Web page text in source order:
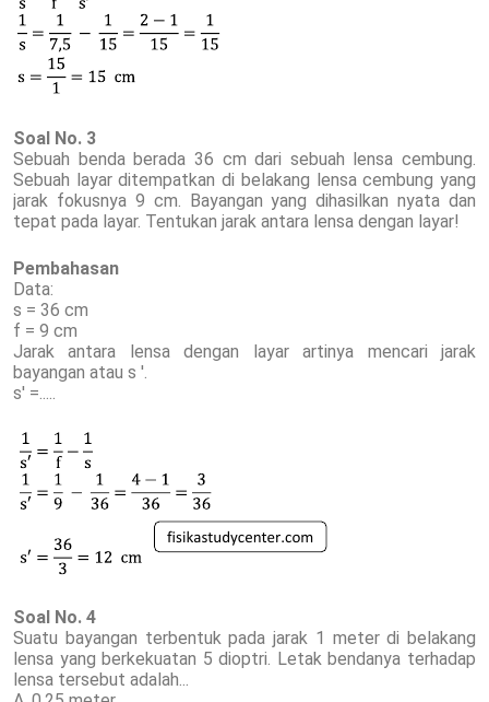
Soal No. 3
Sebuah benda berada 36 cm dari sebuah lensa cembung.
Sebuah layar ditempatkan di belakang lensa cembung yang
jarak fokusnya 9 cm. Bayangan yang dihasilkan nyata dan
tepat pada layar. Tentukan jarak antara lensa dengan layar!
Pembahasan
Data:
s = 36 cm
f = 9 cm
Jarak antara lensa dengan layar artinya mencari jarak
bayangan atau s '.
s' =.....
Soal No. 4
Suatu bayangan terbentuk pada jarak 1 meter di belakang
lensa yang berkekuatan 5 dioptri. Letak bendanya terhadap
lensa tersebut adalah...